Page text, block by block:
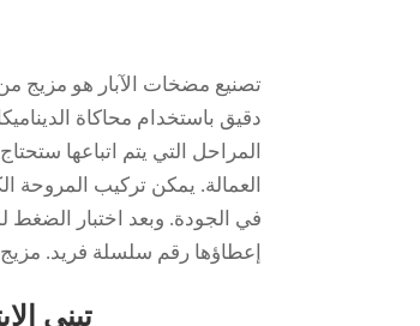
تصنيع مضخات الآبار هو مزيج من
العمالة. يمكن تركيب المروحة
في الجودة. وبعد اختبار الضغط
إعطاؤها رقم سلسلة فريد. مزيج
تبني